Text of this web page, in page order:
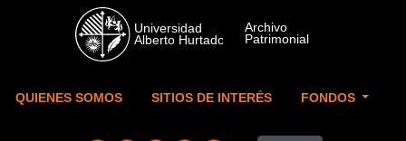
Skip to main content
QUIENES SOMOS SITIOS DE INTERÉS FONDOS